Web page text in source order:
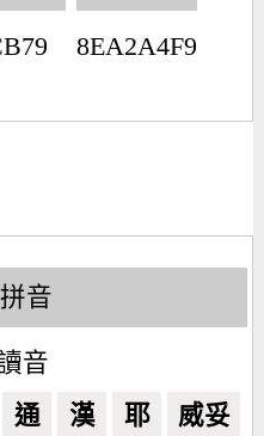
8EA2A4F9
音
音
通 漢 耶 威妥